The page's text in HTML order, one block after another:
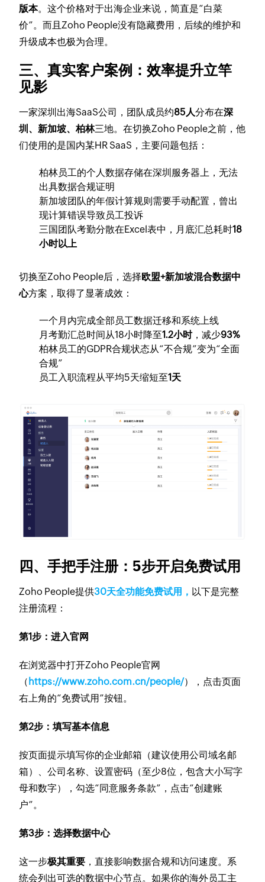
版本。这个价格对于出海企业来说，简直是“白菜
价”。而且Zoho People没有隐藏费用，后续的维护和
升级成本也极为合理。
三、真实客户案例：效率提升立竿
见影
一家深圳出海SaaS公司，团队成员约85人分布在深
圳、新加坡、柏林三地。在切换Zoho People之前，他
们使用的是国内某HR SaaS，主要问题包括：
柏林员工的个人数据存储在深圳服务器上，无法
出具数据合规证明
新加坡团队的年假计算规则需要手动配置，曾出
现计算错误导致员工投诉
三国团队考勤分散在Excel表中，月底汇总耗时18
小时以上
切换至Zoho People后，选择欧盟+新加坡混合数据中
心方案，取得了显著成效：
一个月内完成全部员工数据迁移和系统上线
月考勤汇总时间从18小时降至1.2小时，减少93%
柏林员工的GDPR合规状态从“不合规”变为“全面
合规”
员工入职流程从平均5天缩短至1天
四、手把手注册：5步开启免费试用
Zoho People提供30天全功能免费试用， 以下是完整
注册流程：
第1步：进入官网
在浏览器中打开Zoho People官网
（ https://www.zoho.com.cn/people/），点击页面
右上角的“免费试用”按钮。
第2步：填写基本信息
按页面提示填写你的企业邮箱（建议使用公司域名邮
箱）、公司名称、设置密码（至少8位，包含大小写字
母和数字），勾选“同意服务条款”，点击“创建账
户”。
第3步：选择数据中心
这一步极其重要 ，直接影响数据合规和访问速度。系
统会列出可选的数据中心节点。如果你的海外员工主